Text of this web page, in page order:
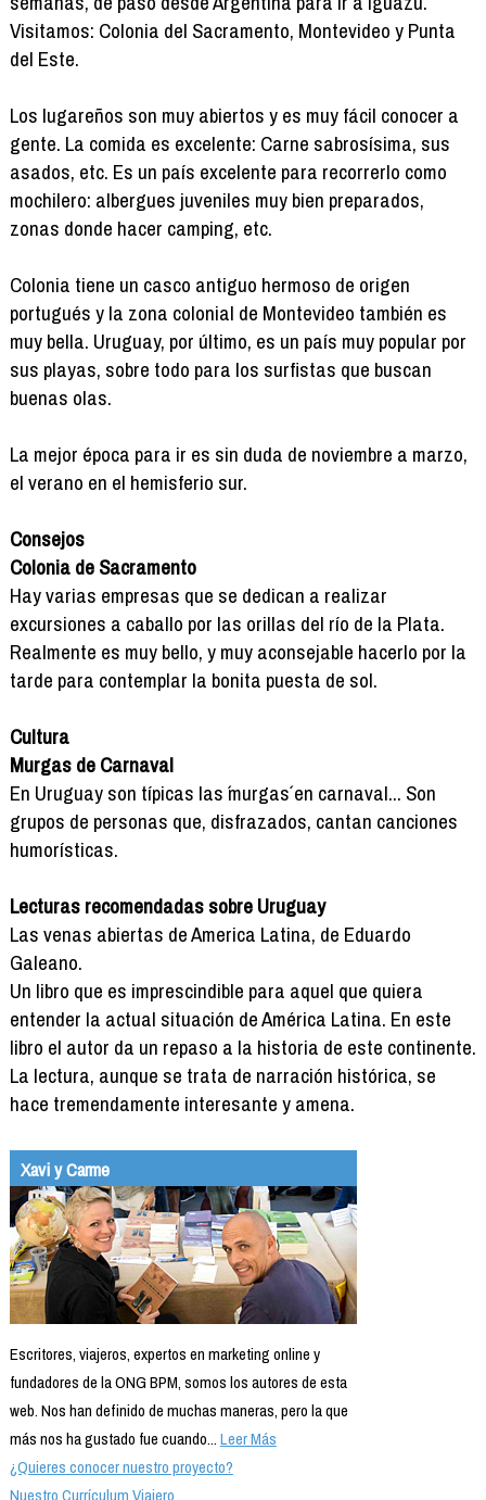
Visitamos: Colonia del Sacramento, Montevideo y Punta
del Este.
Los lugareños son muy abiertos y es muy fácil conocer a
gente. La comida es excelente: Carne sabrosísima, sus
asados, etc. Es un país excelente para recorrerlo como
mochilero: albergues juveniles muy bien preparados,
zonas donde hacer camping, etc.
Colonia tiene un casco antiguo hermoso de origen
portugués y la zona colonial de Montevideo también es
muy bella. Uruguay, por último, es un país muy popular por
sus playas, sobre todo para los surfistas que buscan
buenas olas.
La mejor época para ir es sin duda de noviembre a marzo,
el verano en el hemisferio sur.
Consejos
Colonia de Sacramento
Hay varias empresas que se dedican a realizar
excursiones a caballo por las orillas del río de la Plata.
Realmente es muy bello, y muy aconsejable hacerlo por la
tarde para contemplar la bonita puesta de sol.
Cultura
Murgas de Carnaval
En Uruguay son típicas las ´murgas´ en carnaval... Son
grupos de personas que, disfrazados, cantan canciones
humorísticas.
Lecturas recomendadas sobre Uruguay
Las venas abiertas de America Latina, de Eduardo
Galeano.
Un libro que es imprescindible para aquel que quiera
entender la actual situación de América Latina. En este
libro el autor da un repaso a la historia de este continente.
La lectura, aunque se trata de narración histórica, se
hace tremendamente interesante y amena.
Xavi y Carme
Escritores, viajeros, expertos en marketing online y
fundadores de la ONG BPM, somos los autores de esta
web. Nos han definido de muchas maneras, pero la que
más nos ha gustado fue cuando...Leer Más
¿Quieres conocer nuestro proyecto?
Nuestro Currículum Viajero